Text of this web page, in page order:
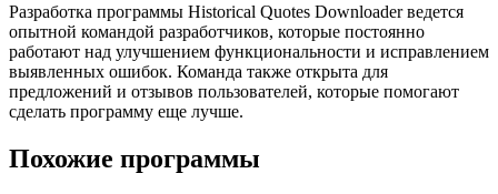
Разработка программы Historical Quotes Downloader ведется
опытной командой разработчиков, которые постоянно
работают над улучшением функциональности и исправлением
выявленных ошибок. Команда также открыта для
предложений и отзывов пользователей, которые помогают
сделать программу еще лучше.
Похожие программы